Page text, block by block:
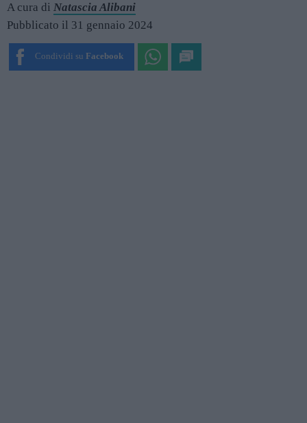
A cura di Natascia Alibani
Pubblicato il 31 gennaio 2024
Condividi su Facebook